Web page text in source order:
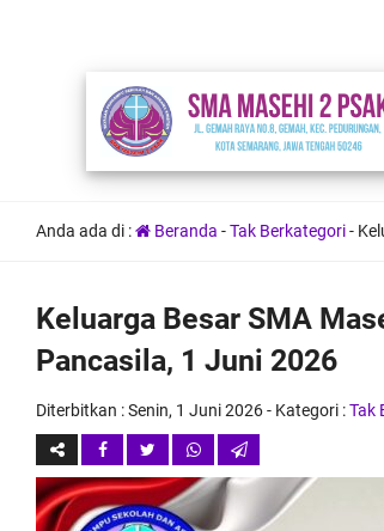
Anda ada di : Beranda -Tak Berkategori-
Keluarga Besar SMA
Pancasila, 1 Juni 2026
Diterbitkan :Senin, 1 Juni 2026- Kategori :Tak